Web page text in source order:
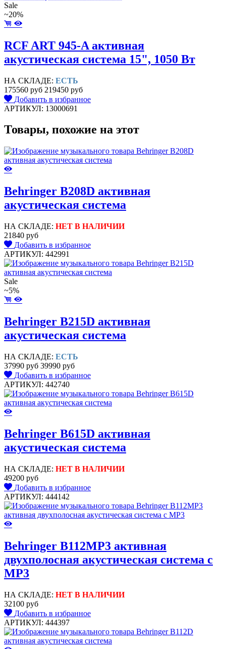
Sale
~20%
RCF ART 945-A активная
акустическая система 15", 1050 Вт
НА СКЛАДЕ: ЕСТЬ
175560 руб 219450 руб
Добавить в избранное
АРТИКУЛ: 13000691
Товары, похожие на этот
Behringer B208D активная
акустическая система
НА СКЛАДЕ: НЕТ В НАЛИЧИИ
21840 руб
Добавить в избранное
АРТИКУЛ: 442991
Sale
~5%
Behringer B215D активная
акустическая система
НА СКЛАДЕ: ЕСТЬ
37990 руб 39990 руб
Добавить в избранное
АРТИКУЛ: 442740
Behringer B615D активная
акустическая система
НА СКЛАДЕ: НЕТ В НАЛИЧИИ
49200 руб
Добавить в избранное
АРТИКУЛ: 444142
Behringer B112MP3 активная
двухполосная акустическая система с
MP3
НА СКЛАДЕ: НЕТ В НАЛИЧИИ
32100 руб
Добавить в избранное
АРТИКУЛ: 444397